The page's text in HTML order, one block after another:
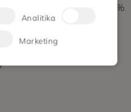
0%
Légy Te az első!
Analitika
Marketing